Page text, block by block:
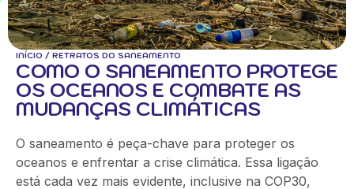
INÍCIO / RETRATOS DO SANEAMENTO
COMO O SANEAMENTO PROTEGE
OS OCEANOS E COMBATE AS
MUDANÇAS CLIMÁTICAS
O saneamento é peça-chave para proteger os
oceanos e enfrentar a crise climática. Essa ligação
está cada vez mais evidente, inclusive na COP30,